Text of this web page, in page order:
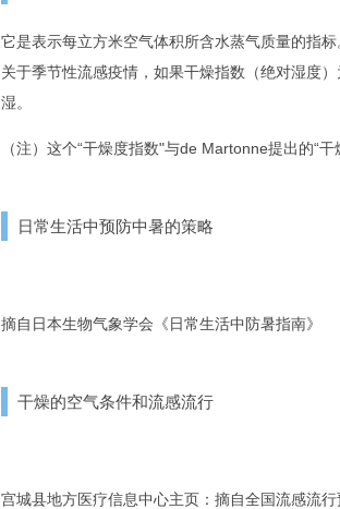
它是表示每立方米空气体积所含水蒸气质量的指标
关于季节性流感疫情，如果干燥指数（绝对湿度
湿。
（注）这个“干燥度指数"与de Martonne提出的“
日常生活中预防中暑的策略
摘自日本生物气象学会《日常生活中防暑指南》
干燥的空气条件和流感流行
宫城县地方医疗信息中心主页：摘自全国流感流